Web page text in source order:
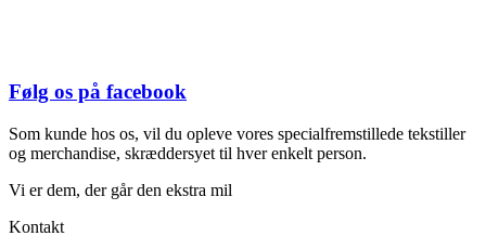
Følg os på facebook
Som kunde hos os, vil du opleve vores specialfremstillede tekstiller
og merchandise, skræddersyet til hver enkelt person.
Vi er dem, der går den ekstra mil
Kontakt